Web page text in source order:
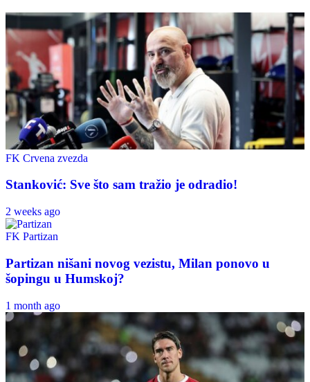
FK Crvena zvezda
Stanković: Sve što sam tražio je odradio!
2 weeks ago
FK Partizan
Partizan nišani novog vezistu, Milan ponovo u
šopingu u Humskoj?
1 month ago